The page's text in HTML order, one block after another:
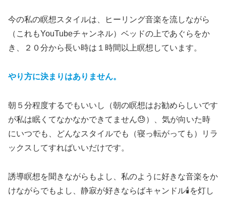
今の私の瞑想スタイルは、ヒーリング音楽を流しながら
（これもYouTubeチャンネル）ベッドの上であぐらをか
き、２０分から長い時は１時間以上瞑想しています。
やり方に決まりはありません。
朝５分程度するでもいいし（朝の瞑想はお勧めらしいです
が私は眠くてなかなかできてません😓）、気が向いた時
にいつでも、どんなスタイルでも（寝っ転がっても）リラ
ックスしてすればいいだけです。
誘導瞑想を聞きながらもよし、私のように好きな音楽をか
けながらでもよし、静寂が好きならばキャンドル🕯️を灯し